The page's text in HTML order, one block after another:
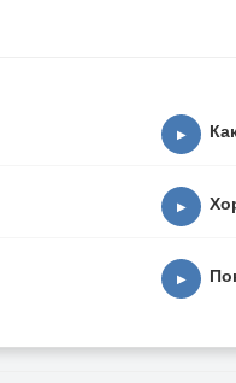
▶
▶
▶